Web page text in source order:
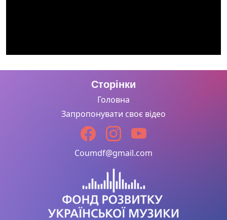
Сторінки
Головна
Запропонувати своє відео
Coumdf@gmail.com